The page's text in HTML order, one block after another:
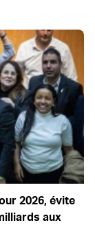
2026, évite
aux